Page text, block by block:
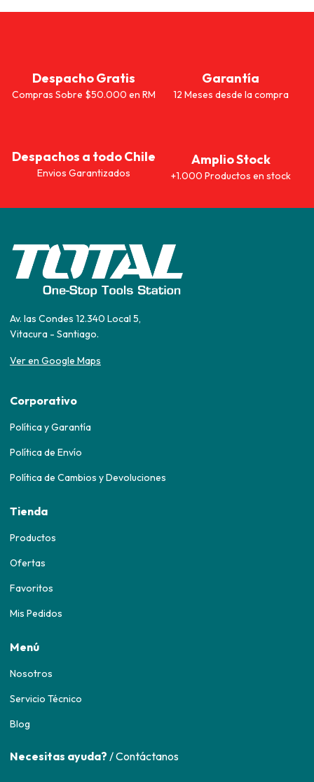
Despacho Gratis
Compras Sobre $50.000 en RM
Garantía
12 Meses desde la compra
Despachos a todo Chile
Envios Garantizados
Amplio Stock
+1.000 Productos en stock
Av. las Condes 12.340 Local 5,
Vitacura - Santiago.
Ver en Google Maps
Corporativo
Política y Garantía
Política de Envío
Política de Cambios y Devoluciones
Tienda
Productos
Ofertas
Favoritos
Mis Pedidos
Menú
Nosotros
Servicio Técnico
Blog
Necesitas ayuda? / Contáctanos